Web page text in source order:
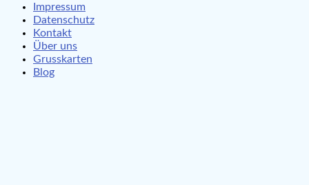
Impressum
Datenschutz
Kontakt
Über uns
Grusskarten
Blog